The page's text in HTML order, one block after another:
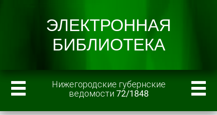
Нижегородские губернские
ведомости 72/1848